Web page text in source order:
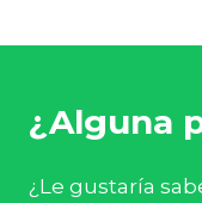
¿Alguna
¿Le gustaría